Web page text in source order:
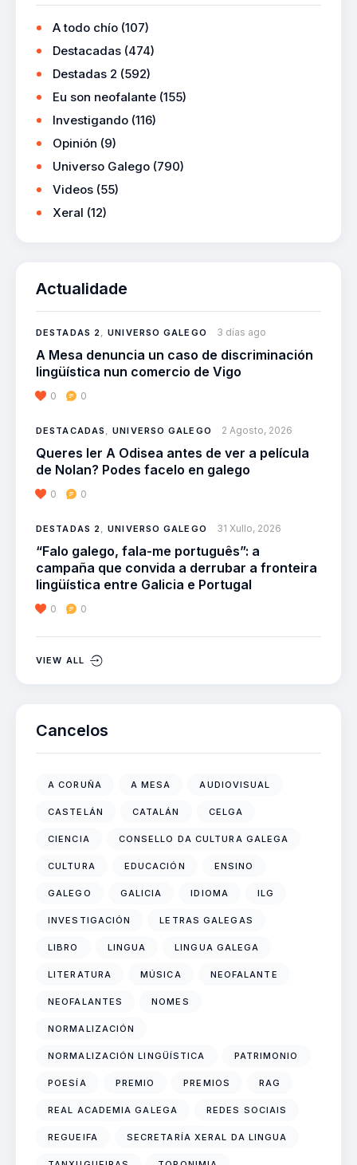
A todo chío (107)
Destacadas (474)
Destadas 2 (592)
Eu son neofalante (155)
Investigando (116)
Opinión (9)
Universo Galego (790)
Videos (55)
Xeral (12)
Actualidade
DESTADAS 2,UNIVERSO GALEGO 3 días ago
A Mesa denuncia un caso de discriminación
lingüística nun comercio de Vigo
0 0
DESTACADAS ,UNIVERSO GALEGO 2 Agosto, 2026
Queres ler A Odisea antes de ver a película
de Nolan? Podes facelo en galego
0 0
DESTADAS 2,UNIVERSO GALEGO 31 Xullo, 2026
“Falo galego, fala-me português”: a
campaña que convida a derrubar a fronteira
lingüística entre Galicia e Portugal
0 0
VIEW ALL
Cancelos
A CORUÑA A MESA AUDIOVISUAL
CASTELÁN CATALÁN CELGA
CIENCIA CONSELLO DA CULTURA GALEGA
CULTURA EDUCACIÓN ENSINO
GALEGO GALICIA IDIOMA ILG
INVESTIGACIÓN LETRAS GALEGAS
LIBRO LINGUA LINGUA GALEGA
LITERATURA MÚSICA NEOFALANTE
NEOFALANTES NOMES
NORMALIZACIÓN
NORMALIZACIÓN LINGÜÍSTICA PATRIMONIO
POESÍA PREMIO PREMIOS RAG
REAL ACADEMIA GALEGA REDES SOCIAIS
REGUEIFA SECRETARÍA XERAL DA LINGUA